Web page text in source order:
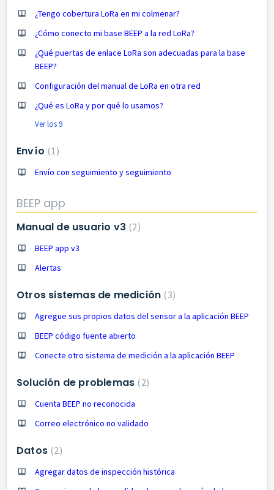
¿Tengo cobertura LoRa en mi colmenar?
¿Cómo conecto mi base BEEP a la red LoRa?
¿Qué puertas de enlace LoRa son adecuadas para la base
BEEP?
Configuración del manual de LoRa en otra red
¿Qué es LoRa y por qué lo usamos?
Ver los 9
Envío 1
Envío con seguimiento y seguimiento
BEEP app
Manual de usuario v3 2
BEEP app v3
Alertas
Otros sistemas de medición 3
Agregue sus propios datos del sensor a la aplicación BEEP
BEEP código fuente abierto
Conecte otro sistema de medición a la aplicación BEEP
Solución de problemas 2
Cuenta BEEP no reconocida
Correo electrónico no validado
Datos 2
Agregar datos de inspección histórica